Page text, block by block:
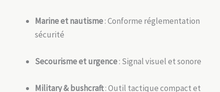
Marine et nautisme: Conforme réglementation
sécurité
Secourisme et urgence: Signal visuel et sonore
Military & bushcraft: Outil tactique compact et